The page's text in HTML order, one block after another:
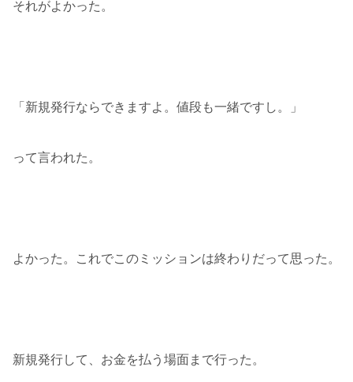
それがよかった。
「新規発行ならできますよ。値段も一緒ですし。」
って言われた。
よかった。これでこのミッションは終わりだって思った。
新規発行して、お金を払う場面まで行った。